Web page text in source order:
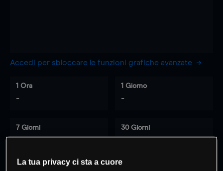
Accedi per sbloccare le funzioni grafiche avanzate
1 Ora
-
1 Giorno
-
7 Giorni
-
30 Giorni
-
La tua privacy ci sta a cuore